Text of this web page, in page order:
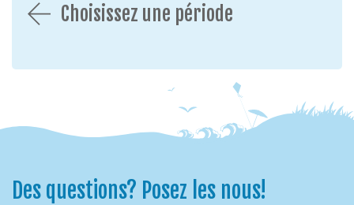
Choisissez une période
Des questions? Posez les nous!